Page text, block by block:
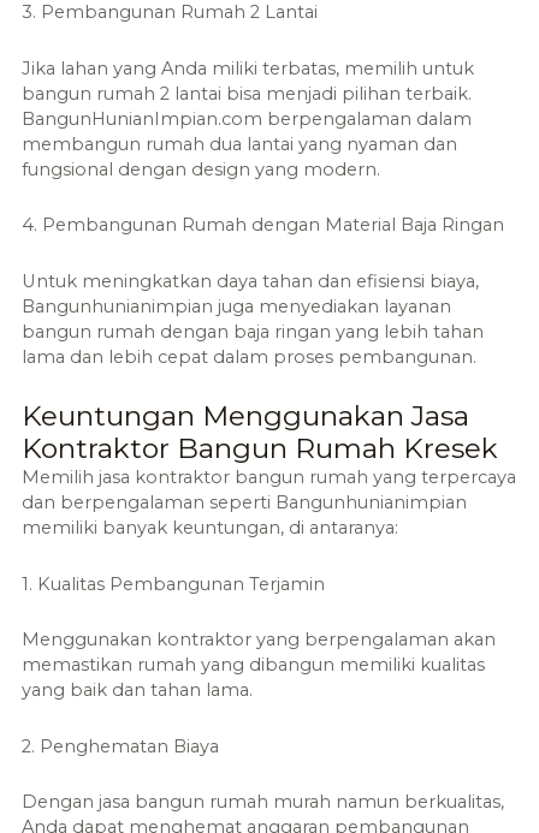
3. Pembangunan Rumah 2 Lantai
Jika lahan yang Anda miliki terbatas, memilih untuk
bangun rumah 2 lantai bisa menjadi pilihan terbaik.
BangunHunianImpian.com berpengalaman dalam
membangun rumah dua lantai yang nyaman dan
fungsional dengan design yang modern.
4. Pembangunan Rumah dengan Material Baja Ringan
Untuk meningkatkan daya tahan dan efisiensi biaya,
Bangunhunianimpian juga menyediakan layanan
bangun rumah dengan baja ringan yang lebih tahan
lama dan lebih cepat dalam proses pembangunan.
Keuntungan Menggunakan Jasa
Kontraktor Bangun Rumah Kresek
Memilih jasa kontraktor bangun rumah yang terpercaya
dan berpengalaman seperti Bangunhunianimpian
memiliki banyak keuntungan, di antaranya:
1. Kualitas Pembangunan Terjamin
Menggunakan kontraktor yang berpengalaman akan
memastikan rumah yang dibangun memiliki kualitas
yang baik dan tahan lama.
2. Penghematan Biaya
Dengan jasa bangun rumah murah namun berkualitas,
Anda dapat menghemat anggaran pembangunan